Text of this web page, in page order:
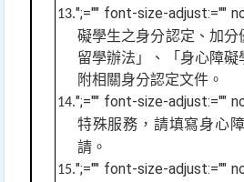
13.";="" font-size-adjust:=""
礙學生之身分認定、加
留學辦法」、「身心障
附相關身分認定文件。
14.";="" font-size-adjust:=""
特殊服務，請填寫身心
請。
15.";="" font-size-adjust:=""